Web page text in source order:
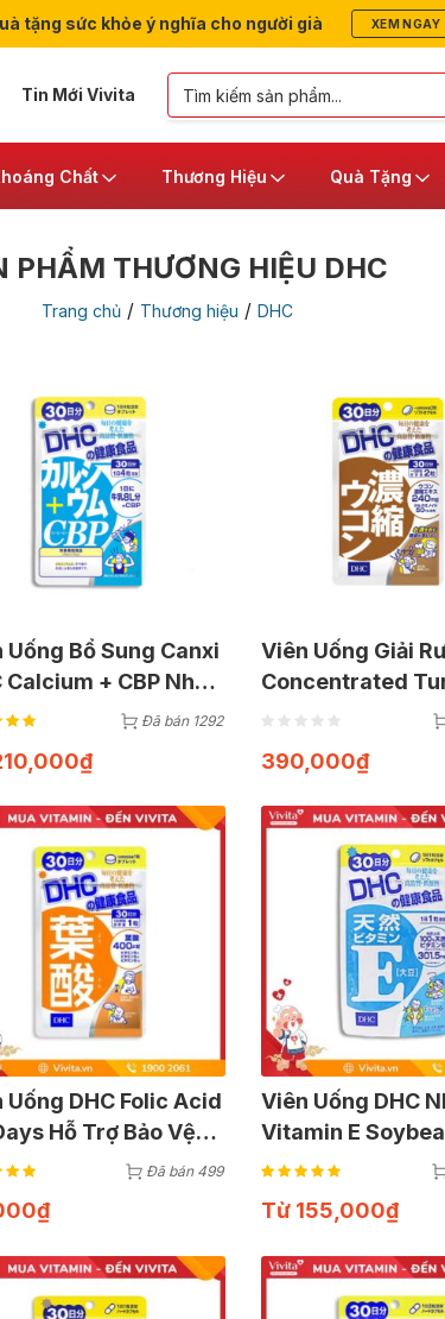
tặng sức khỏe ý nghĩa cho người già XEM NGAY
Tin Mới Vivita
Chất Thương Hiệu Quà Tặng
PHẨM THƯƠNG HIỆU DHC
Trang chủ / Thương hiệu / DHC
Uống Bổ Sung Canxi
Calcium + CBP Nhật
Đã bán 1292
₫
Viên Uống Giải
Concentrated
(Gói 60 Viên)
390,000₫
Uống DHC Folic Acid
Hỗ Trợ Bảo Vệ
Bà Bầu | Gói 30
Đã bán 499
₫
Viên Uống DHC
Vitamin E
Days hỗ trợ làm
Từ 155,000₫